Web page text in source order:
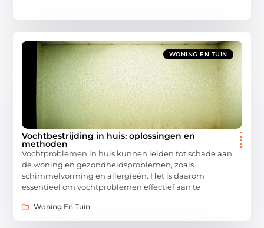
WONING EN TUIN
Vochtbestrijding in huis: oplossingen en
methoden
Vochtproblemen in huis kunnen leiden tot schade aan
de woning en gezondheidsproblemen, zoals
schimmelvorming en allergieën. Het is daarom
essentieel om vochtproblemen effectief aan te
Woning En Tuin